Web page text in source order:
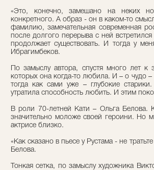
«Это, конечно, замешано на неких
конкретного. А образ - он в каком-то
фамилию, замечательная современная
после долгого перерыва с ней
продолжает существовать. И тогда у
Ибрагимбеков.
По замыслу автора, спустя много лет к
которых она когда-то любила. И – о чудо
тогда как сами уже – глубокие
утратила способность любить. И этим
В роли 70-летней Кати – Ольга Белова.
значительно моложе своей героини. Но
актрисе близко.
«Как сказано в пьесе у Рустама - не
Белова.
Тонкая сетка, по замыслу художника